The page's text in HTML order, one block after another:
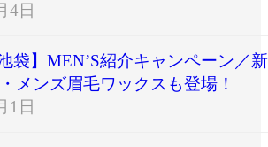
4日
袋】MEN’S紹介キャンペーン／新
メンズ眉毛ワックスも登場！
1日